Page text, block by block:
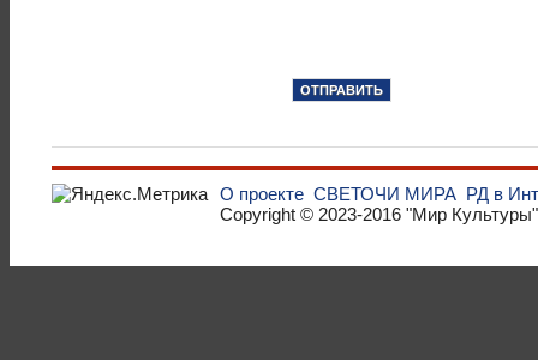
О проекте СВЕТОЧИ МИРА РД в
Copyright © 2023-2016 "Мир Культуры"